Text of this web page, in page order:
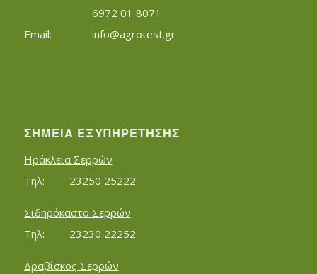
			6972 01 8071
info@agrotest.gr
ΣΗΜΕΊΑ ΕΞΥΠΗΡΈΤΗΣΗΣ
Ηράκλεια Σερρών
Τηλ:		23250 25222
Σιδηρόκαστο Σερρών
Τηλ:		23230 22252
Δραβίσκος Σερρών